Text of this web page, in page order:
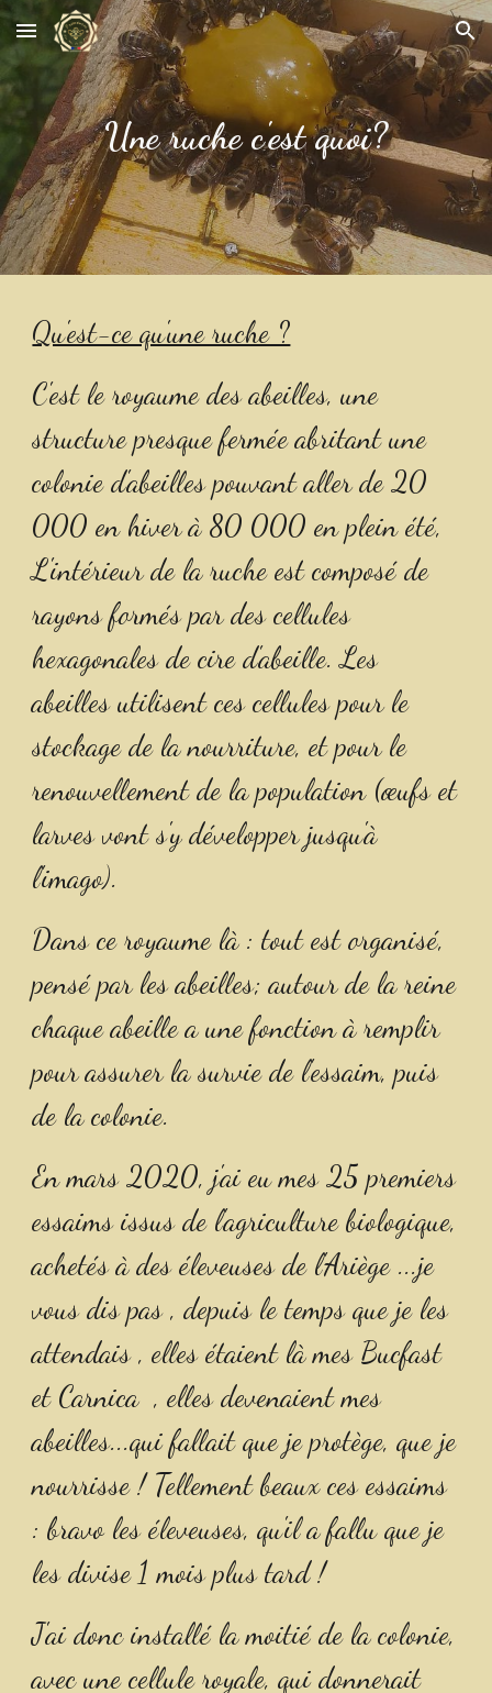
Skip to main content Skip to navigation
Une ruche c'est quoi?
Qu'est-ce qu'une ruche ?
C'est le royaume des abeilles, une
structure presque fermée abritant une
colonie d'abeilles pouvant aller de 20
000 en hiver à 80 000 en plein été,
L'intérieur de la ruche est composé de
rayons formés par des cellules
hexagonales de cire d'abeille. Les
abeilles utilisent ces cellules pour le
stockage de la nourriture, et pour le
renouvellement de la population (œufs et
larves vont s'y développer jusqu'à
l'imago).
Dans ce royaume là : tout est organisé,
pensé par les abeilles; autour de la reine
chaque abeille a une fonction à remplir
pour assurer la survie de l'essaim, puis
de la colonie.
En mars 2020, j'ai eu mes 25 premiers
essaims issus de l'agriculture biologique,
achetés à des éleveuses de l'Ariège ...je
vous dis pas , depuis le temps que je les
attendais , elles étaient là mes Bucfast
et Carnica  , elles devenaient mes
abeilles...qui fallait que je protège, que je
nourrisse ! Tellement beaux ces essaims
: bravo les éleveuses, qu'il a fallu que je
les divise 1 mois plus tard !
J'ai donc installé la moitié de la colonie,
avec une cellule royale, qui donnerait